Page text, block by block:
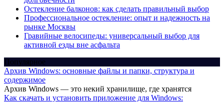
Остекление балконов: как сделать правильный выбор
Профессиональное остекление: опыт и надежность на
рынке Москвы
Гравийные велосипеды: универсальный выбор для
активной езды вне асфальта
Популярное
Архив Windows: основные файлы и папки, структура и
содержимое
Архив Windows — это некий хранилище, где хранятся
Как скачать и установить приложение для Windows: